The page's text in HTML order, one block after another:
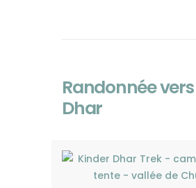
Randonnée
Dhar